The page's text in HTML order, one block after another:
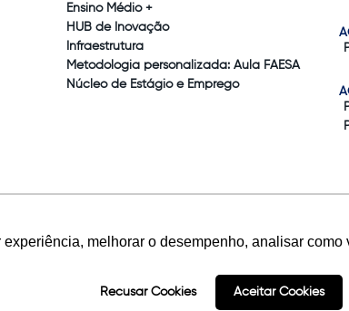
melhorar o desempenho, analisar
Recusar Cookies Aceitar Cookies
Ensino Médio +
HUB de Inovação
Infraestrutura
Metodologia personalizada: Aula FAESA
Núcleo de Estágio e Emprego